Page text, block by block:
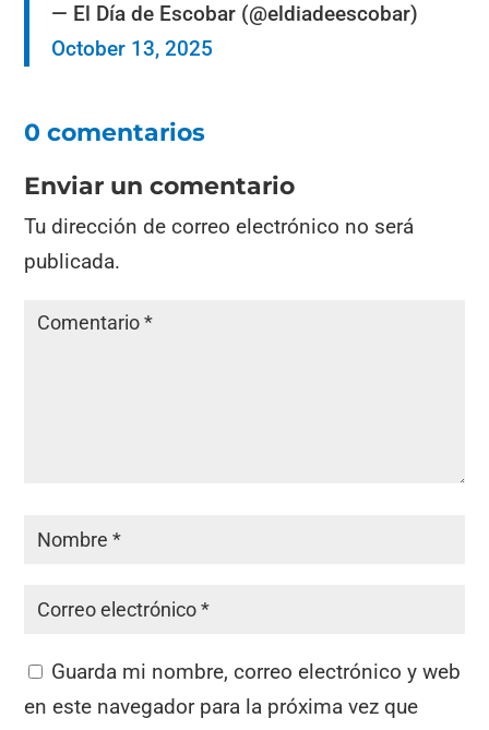
— El Día de Escobar (@eldiadeescobar)
October 13, 2025
0 comentarios
Enviar un comentario
Tu dirección de correo electrónico no será
publicada.
Guarda mi nombre, correo electrónico y web
en este navegador para la próxima vez que